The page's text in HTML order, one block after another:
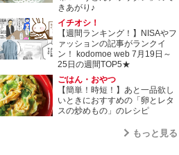
きあがり♪
イチオシ！
【週間ランキング！】NISAやフ
ァッションの記事がランクイ
ン！ kodomoe web 7月19日～
25日の週間TOP5★
ごはん・おやつ
【簡単！時短！】あと一品欲し
いときにおすすめの「卵とレタ
スの炒めもの」のレシピ
もっと見る